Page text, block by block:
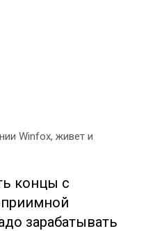
Winfox, живет и
концы с
зарабатывать